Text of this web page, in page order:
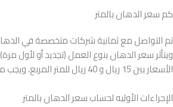
كم سعر الدهان بالمتر
ويتأثر سعر الدهان بنوع العمل (تجديد أو لأول
الأسعار بين 15 ريال و 40 ريال للمتر المربع، ويجب ملاحظة أن هذه الأسعار تختلف بناءً على نوع الديكور والتشطيبات المطلوبة.
الإجراءات الأوليه لحساب سعر الدهان بالمتر